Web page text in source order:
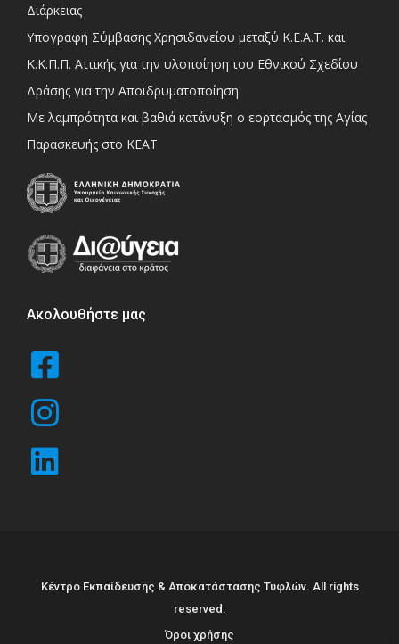
Διάρκειας
Υπογραφή Σύμβασης Χρησιδανείου μεταξύ Κ.Ε.Α.Τ. και
Κ.Κ.Π.Π. Αττικής για την υλοποίηση του Εθνικού Σχεδίου
Δράσης για την Αποϊδρυματοποίηση
Με λαμπρότητα και βαθιά κατάνυξη ο εορτασμός της Αγίας
Παρασκευής στο ΚΕΑΤ
Ακολουθήστε μας
Κέντρο Εκπαίδευσης & Αποκατάστασης Τυφλών. All rights
reserved.
Όροι χρήσης